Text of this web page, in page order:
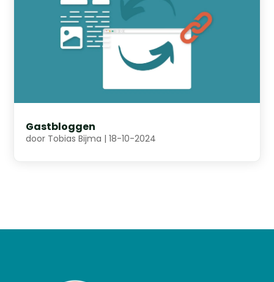
Gastbloggen
door Tobias Bijma |18-10-2024